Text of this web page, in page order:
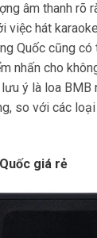
âm thanh rõ
việc hát
Quốc cũng
nhấn cho
ý là loa BMB
so với các
giá rẻ